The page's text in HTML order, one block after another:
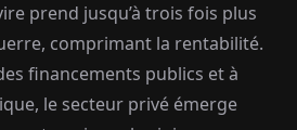
prend jusqu’à trois fois plus
comprimant la rentabilité.
financements publics et à
le secteur privé émerge